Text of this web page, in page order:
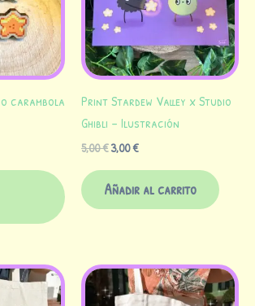
carambola
variantes.
opciones
pueden
elegir
página
Print Stardew Valley x Studio
Ghibli – Ilustración
5,00€ 3,00€
Añadir al carrito